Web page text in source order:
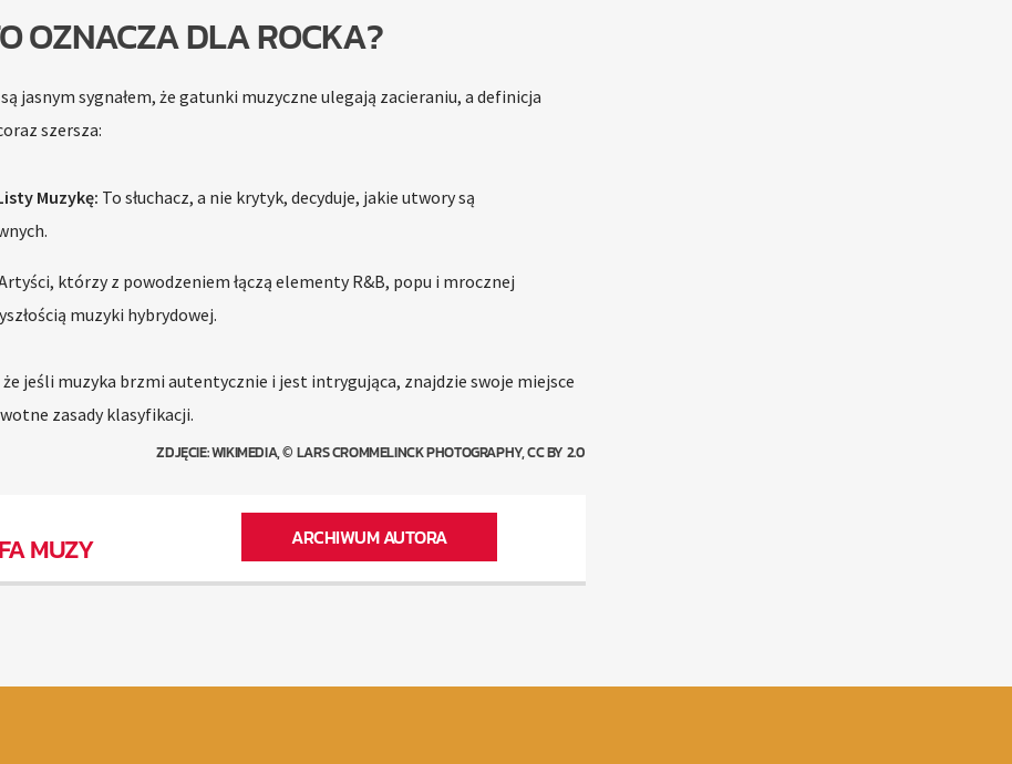
OZNACZA DLA ROCKA?
jasnym sygnałem, że gatunki muzyczne ulegają zacieraniu, a definicja
szersza:
Muzykę: To słuchacz, a nie krytyk, decyduje, jakie utwory są
którzy z powodzeniem łączą elementy R&B, popu i mrocznej
muzyki hybrydowej.
jeśli muzyka brzmi autentycznie i jest intrygująca, znajdzie swoje miejsce
zasady klasyfikacji.
ZDJĘCIE: WIKIMEDIA, © LARS CROMMELINCK PHOTOGRAPHY, CC BY 2.0
MUZY ARCHIWUM AUTORA